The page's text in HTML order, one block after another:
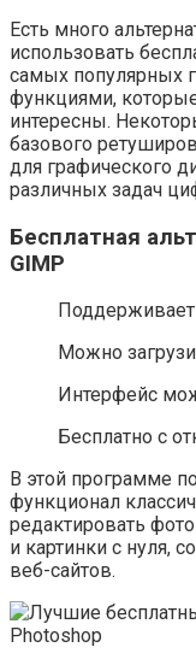
Есть много
использовать
самых популярных
функциями,
интересны.
базового
для графического
различных задач
Бесплатная
GIMP
Поддерживает
Можно
Интерфейс
Бесплатно с
В этой программе
функционал
редактировать
и картинки с нуля,
веб-сайтов.